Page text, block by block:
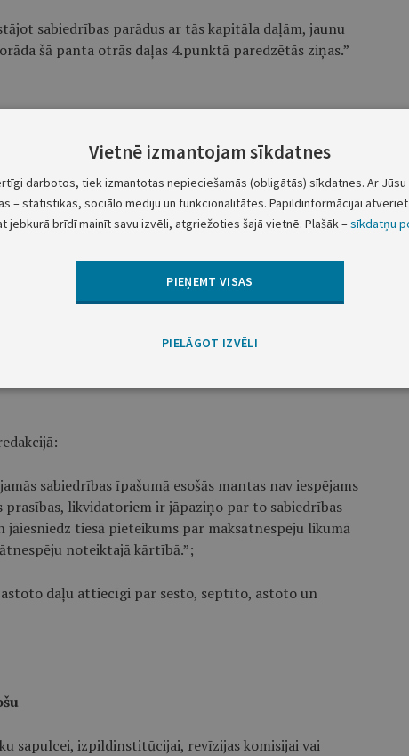
sabiedrības parādus ar tās kapitāla daļām, jaunu
šā panta otrās daļas 4.punktā paredzētās ziņas.”
41.panta 1.punkta 1. un 2.apakšpunkta
pirmās daļas 1.punkta jautājumu”.
redakcijā:
maksātnespēju;”.
un uzņēmējsabiedrību maksātnespēju
sabiedrības īpašumā esošās mantas nav iespējams
likvidatoriem ir jāpaziņo par to sabiedrības
tiesā pieteikums par maksātnespēju likumā
noteiktajā kārtībā.”;
daļu attiecīgi par sesto, septīto, astoto un
sapulcei, izpildinstitūcijai, revīzijas komisijai vai
Vietnē izmantojam sīkdatnes
darbotos, tiek izmantotas nepieciešamās (obligātās) sīkdatnes. Ar
– statistikas, sociālo mediju un funkcionalitātes. Papildinformācijai
jebkurā brīdī mainīt savu izvēli, atgriežoties šajā vietnē. Plašāk –sīkdatņu
PIEŅEMT VISAS
PIELĀGOT IZVĒLI